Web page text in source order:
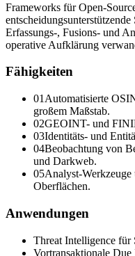
Frameworks für Open-
Erfassungs-, Fusions- und
operative Aufklärung
Fähigkeiten
01 Automatisierte
großem Maßstab.
02GEOINT- und
03Identitäts- und
04Beobachtung von
und Darkweb.
05Analyst-Werkzeuge
Oberflächen.
Anwendungen
Threat Intelligence für
Vortransaktionale